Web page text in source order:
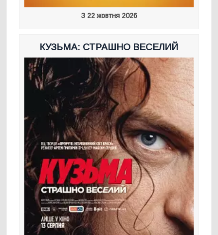
З 22 жовтня 2026
КУЗЬМА: СТРАШНО ВЕСЕЛИЙ